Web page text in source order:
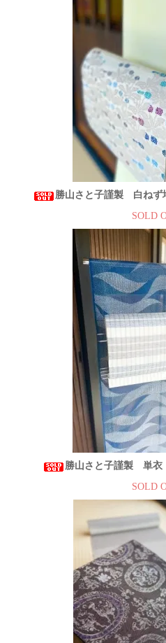
勝山さと子謹製 白ね
SOLD
勝山さと子謹製 単
SOLD